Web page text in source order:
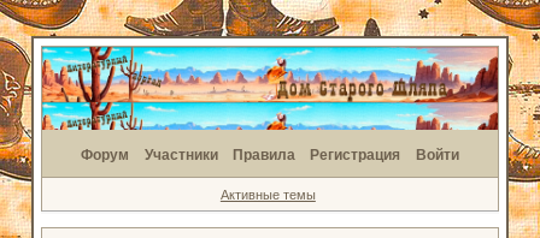
Форум Участники Правила Регистрация Войти
Активные темы